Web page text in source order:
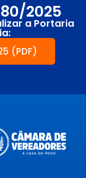
2025
a Portaria
(PDF)